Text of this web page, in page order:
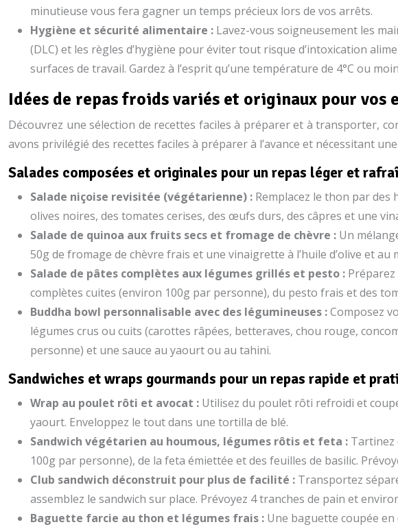
minutieuse vous fera gagner un temps précieux lors de vos arrêts.
Hygiène et sécurité alimentaire : Lavez-vous soigneusement les
(DLC) et les règles d’hygiène pour éviter tout risque d’intoxication
surfaces de travail. Gardez à l’esprit qu’une température de 4°C ou
Idées de repas froids variés et originaux pour vos
Découvrez une sélection de recettes faciles à préparer et à transporter,
avons privilégié des recettes faciles à préparer à l’avance et nécessitant
Salades composées et originales pour un repas léger et
Salade niçoise revisitée (végétarienne) : Remplacez le thon par
olives noires, des tomates cerises, des œufs durs, des câpres et une
Salade de quinoa aux fruits secs et fromage de chèvre : Un
50g de fromage de chèvre frais et une vinaigrette à l’huile d’olive et
Salade de pâtes complètes aux légumes grillés et pesto :
complètes cuites (environ 100g par personne), du pesto frais et des
Buddha bowl personnalisable avec des légumineuses :Composez
légumes crus ou cuits (carottes râpées, betteraves, chou rouge,
personne) et une sauce au yaourt ou au tahini.
Sandwiches et wraps gourmands pour un repas rapide et
Wrap au poulet rôti et avocat : Utilisez du poulet rôti refroidi et
yaourt. Enveloppez le tout dans une tortilla de blé.
Sandwich végétarien au houmous, légumes rôtis et feta : Tartinez
100g par personne), de la feta émiettée et des feuilles de basilic.
Club sandwich déconstruit pour plus de facilité : Transportez
assemblez le sandwich sur place. Prévoyez 4 tranches de pain et
Baguette farcie au thon et légumes frais : Une baguette coupée